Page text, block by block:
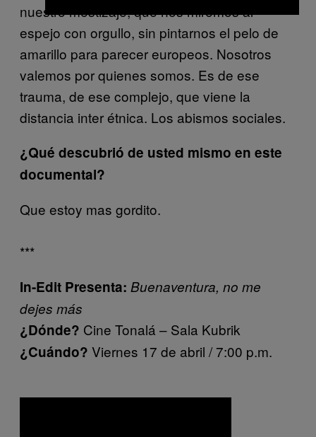
nuestro mestizaje, que nos miremos al
espejo con orgullo, sin pintarnos el pelo de
amarillo para parecer europeos. Nosotros
valemos por quienes somos. Es de ese
trauma, de ese complejo, que viene la
distancia inter étnica. Los abismos sociales.
¿Qué descubrió de usted mismo en este
documental?
Que estoy mas gordito.
***
In-Edit Presenta: Buenaventura, no me
dejes más
¿Dónde? Cine Tonalá – Sala Kubrik
¿Cuándo? Viernes 17 de abril / 7:00 p.m.